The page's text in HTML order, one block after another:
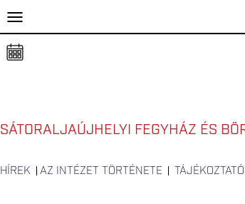
P
e
l
s
a
SÁTORALJAÚJHELYI FEGYHÁZ ÉS
HÍREK AZ INTÉZET TÖRTÉNETE